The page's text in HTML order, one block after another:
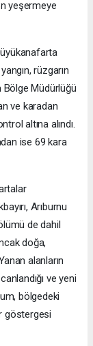
yeşermeye
rüzgarın
Bölge Müdürlüğü
ve karadan
altına alındı.
ise 69 kara
Arıburnu
de dahil
doğa,
alanların
ve yeni
bölgedeki
göstergesi